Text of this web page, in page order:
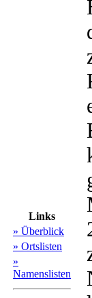
Links
» Überblick
» Ortslisten
»
Namenslisten